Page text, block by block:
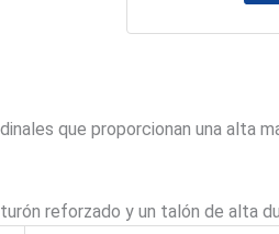
que proporcionan una alta
reforzado y un talón de alta